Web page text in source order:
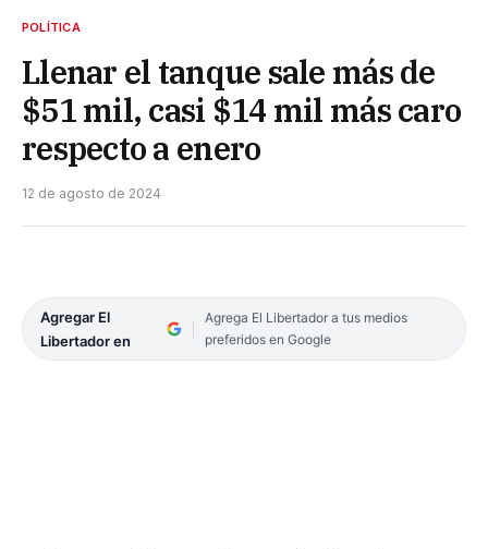
POLÍTICA
Llenar el tanque sale más de
$51 mil, casi $14 mil más caro
respecto a enero
12 de agosto de 2024
Agregar El
Libertador en
Agrega El Libertador a tus medios
preferidos en Google